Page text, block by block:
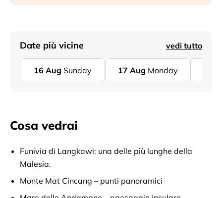
Date più vicine vedi tutto
16 Aug Sunday 17 Aug Monday
Cosa vedrai
Funivia di Langkawi: una delle più lunghe della
Malesia.
Monte Mat Cincang – punti panoramici